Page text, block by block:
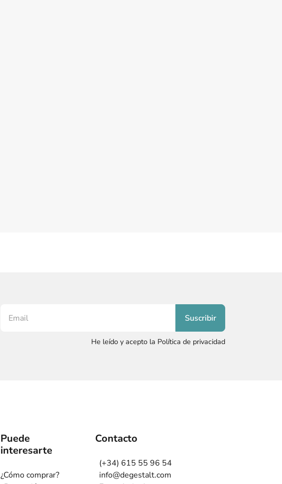
He leído y acepto la Política de privacidad
Puede
interesarte
¿Cómo comprar?
Contacto
(+34) 615 55 96 54
info@degestalt.com